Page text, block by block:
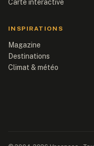
Carte interactive
INSPIRATIONS
Magazine
Destinations
Climat & météo